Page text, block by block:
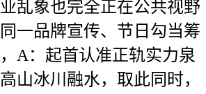
乱象也完全正在公共视野
一品牌宣传、节日勾当筹
A：起首认准正轨实力泉
山冰川融水，取此同时，